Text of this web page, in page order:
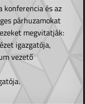
és az
párhuzamokat
megvitatják:
igazgatója,
vezető